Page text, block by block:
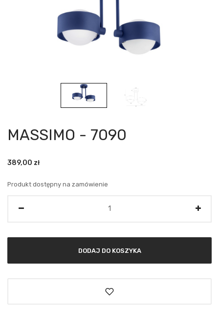
MASSIMO - 7090
389,00 zł
Produkt dostępny na zamówienie
DODAJ DO KOSZYKA